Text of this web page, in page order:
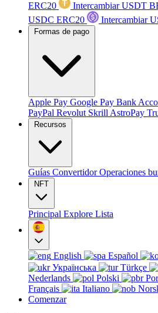
ERC20
Intercambiar USDT
USDC ERC20
Intercambiar
Formas de pago
Apple Pay Google Pay Bank
PayPal Revolut Skrill AstroPay
Recursos
Guías ConvertidorOperaciones
NFT
Principal Explore Lista
English Español
Українська
Türkçe
Nederlands
Polski
Français
Italiano
Comenzar